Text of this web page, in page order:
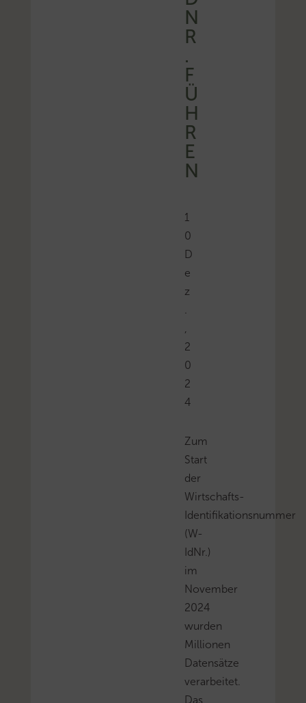
N
R
.
F
Ü
H
R
E
N
1
0
D
e
z
.
,
2
0
2
4
Zum
Start
der
Wirtschafts-
Identifikationsnummer
(W-
IdNr.)
im
November
2024
wurden
Millionen
Datensätze
verarbeitet.
Das